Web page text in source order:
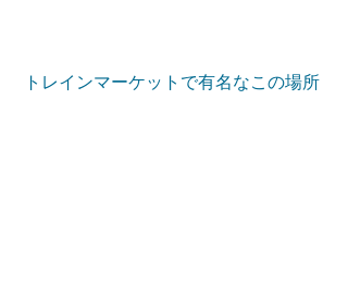
トレインマーケットで有名なこの場所